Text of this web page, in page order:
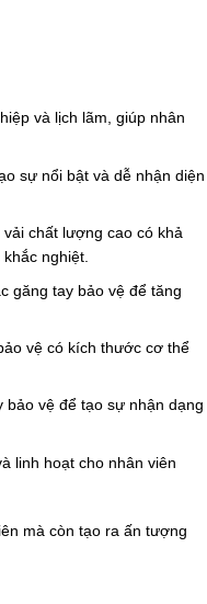
và lịch lãm, giúp nhân
sự nổi bật và dễ nhận diện
chất lượng cao có khả
nghiệt.
găng tay bảo vệ để tăng
vệ có kích thước cơ thể
vệ để tạo sự nhận dạng
linh hoạt cho nhân viên
mà còn tạo ra ấn tượng